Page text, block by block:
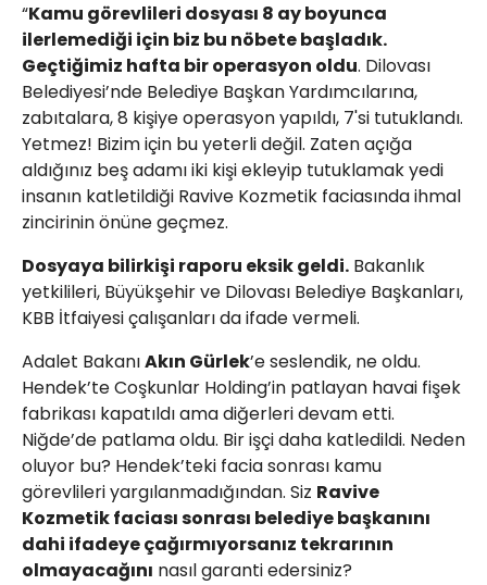
“Kamu görevlileri dosyası 8 ay boyunca
ilerlemediği için biz bu nöbete başladık.
Geçtiğimiz hafta bir operasyon oldu. Dilovası
Belediyesi’nde Belediye Başkan Yardımcılarına,
zabıtalara, 8 kişiye operasyon yapıldı, 7'si tutuklandı.
Yetmez! Bizim için bu yeterli değil. Zaten açığa
aldığınız beş adamı iki kişi ekleyip tutuklamak yedi
insanın katletildiği Ravive Kozmetik faciasında ihmal
zincirinin önüne geçmez.
Dosyaya bilirkişi raporu eksik geldi. Bakanlık
yetkilileri, Büyükşehir ve Dilovası Belediye Başkanları,
KBB İtfaiyesi çalışanları da ifade vermeli.
Adalet BakanıAkın Gürlek’e seslendik, ne oldu.
Hendek’te Coşkunlar Holding’in patlayan havai fişek
fabrikası kapatıldı ama diğerleri devam etti.
Niğde’de patlama oldu. Bir işçi daha katledildi. Neden
oluyor bu? Hendek’teki facia sonrası kamu
görevlileri yargılanmadığından. Siz Ravive
Kozmetik faciası sonrası belediye başkanını
dahi ifadeye çağırmıyorsanız tekrarının
olmayacağını nasıl garanti edersiniz?